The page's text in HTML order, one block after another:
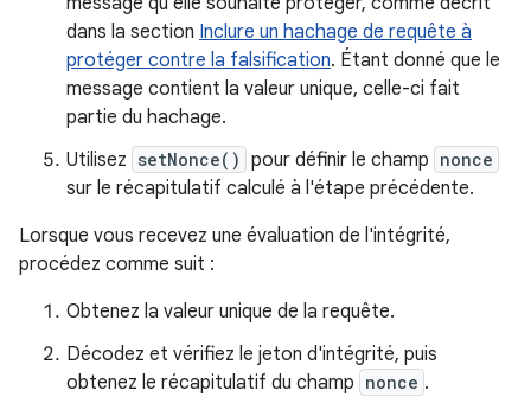
dans la section Inclure un hachage de requête à
protéger contre la falsification. Étant donné que le
message contient la valeur unique, celle-ci fait
partie du hachage.
Utilisez setNonce() pour définir le champ nonce
sur le récapitulatif calculé à l'étape précédente.
Lorsque vous recevez une évaluation de l'intégrité,
procédez comme suit :
Obtenez la valeur unique de la requête.
Décodez et vérifiez le jeton d'intégrité, puis
obtenez le récapitulatif du champ nonce .